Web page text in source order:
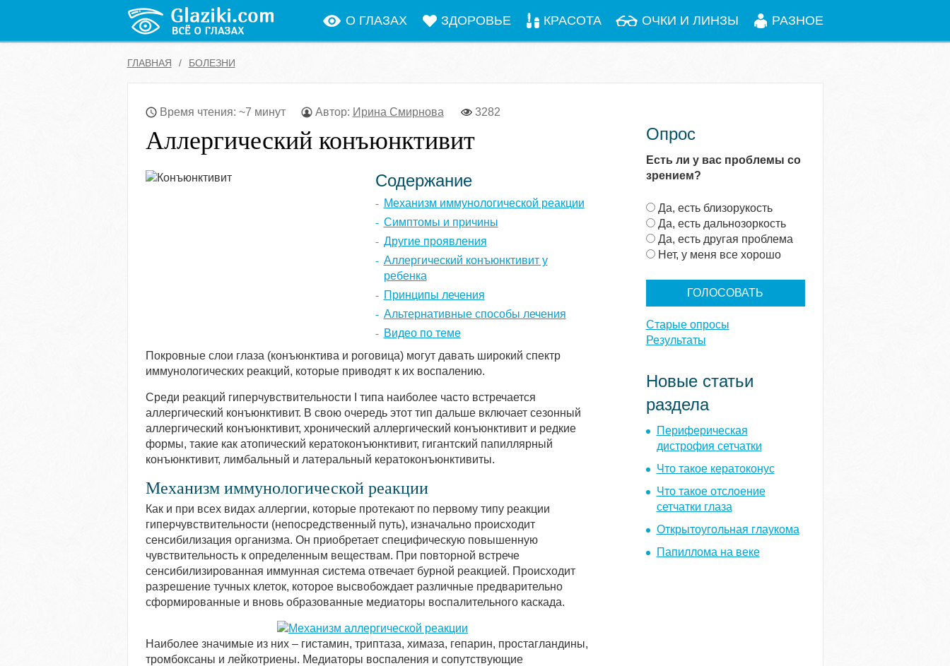
О ГЛАЗАХ ЗДОРОВЬЕ КРАСОТА ОЧКИ И ЛИНЗЫ РАЗНОЕ
ГЛАВНАЯ БОЛЕЗНИ
Время чтения: ~7 минут Автор: Ирина Смирнова 3282
Аллергический конъюнктивит
Содержание
Механизм иммунологической реакции
Симптомы и причины
Другие проявления
Аллергический конъюнктивит у
ребенка
Принципы лечения
Альтернативные способы лечения
Видео по теме
Покровные слои глаза (конъюнктива и роговица) могут давать широкий спектр
иммунологических реакций, которые приводят к их воспалению.
Среди реакций гиперчувствительности I типа наиболее часто встречается
аллергический конъюнктивит. В свою очередь этот тип дальше включает сезонный
аллергический конъюнктивит, хронический аллергический конъюнктивит и редкие
формы, такие как атопический кератоконъюнктивит, гигантский папиллярный
конъюнктивит, лимбальный и латеральный кератоконъюнктивиты.
Механизм иммунологической реакции
Как и при всех видах аллергии, которые протекают по первому типу реакции
гиперчувствительности (непосредственный путь), изначально происходит
сенсибилизация организма. Он приобретает специфическую повышенную
чувствительность к определенным веществам. При повторной встрече
сенсибилизированная иммунная система отвечает бурной реакцией. Происходит
разрешение тучных клеток, которое высвобождает различные предварительно
сформированные и вновь образованные медиаторы воспалительного каскада.
Наиболее значимые из них – гистамин, триптаза, химаза, гепарин, простагландины,
тромбоксаны и лейкотриены. Медиаторы воспаления и сопутствующие
Опрос
Есть ли у вас проблемы со
зрением?
В
а
р
и
Да, есть близорукость
Да, есть дальнозоркость
Да, есть другая проблема
Нет, у меня все хорошо
Старые опросы
Результаты
Новые статьи
раздела
Периферическая
дистрофия сетчатки
Что такое кератоконус
Что такое отслоение
сетчатки глаза
Открытоугольная глаукома
Папиллома на веке